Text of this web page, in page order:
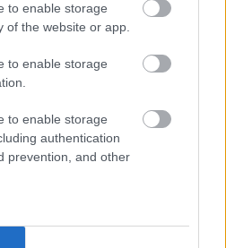
to enable storage
of the website or app.
to enable storage
to enable storage
authentication
prevention, and other
át a határon,
a tervezett és már
magas művészi